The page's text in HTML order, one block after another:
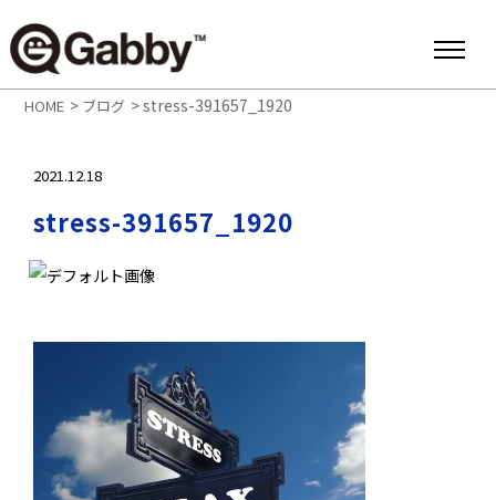
HOME > ブログ >stress-391657_1920
2021.12.18
stress-391657_1920